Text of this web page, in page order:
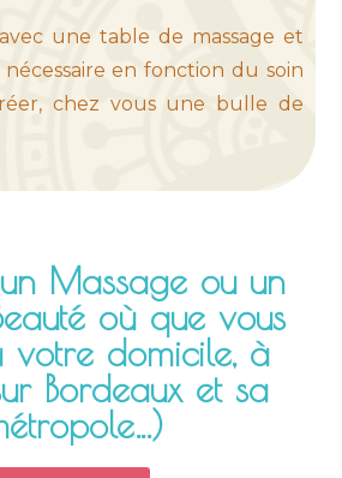
une table de massage et
en fonction du soin
chez vous une bulle de
un Massage ou un
où que vous
votre domicile, à
Bordeaux et sa